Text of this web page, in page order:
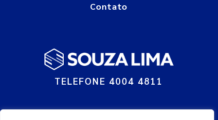
Contato
TELEFONE 4004 4811
© Grupo Souza Lima : Todos os direitos reservados.